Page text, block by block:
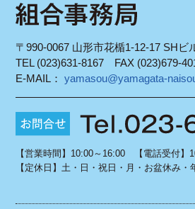
〒990-0067 山形市花楯1-12-17 SHビ
TEL (023)631-8167 FAX (023)679-
E-MAIL：yamasou@yamagata-
【営業時間】10:00～16:00 【電話受付】
【定休日】土・日・祝日・月・お盆休み・